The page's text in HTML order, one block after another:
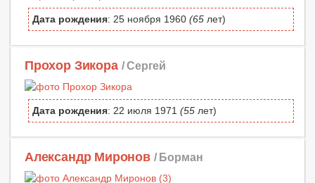
Дата рождения: 25 ноября 1960 (65 лет)
Прохор Зикора / Сергей
Дата рождения: 22 июля 1971 (55 лет)
Александр Миронов / Борман